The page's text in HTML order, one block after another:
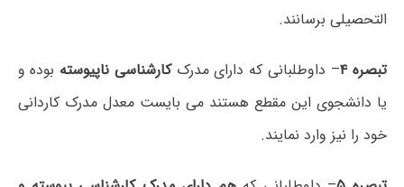
التحصیلی برسانند.
تبصره ۴ – داوطلبانی که دارای مدرککارشناسی ناپیوسته بوده و
یا دانشجوی این مقطع هستند می بایست معدل مدرک کاردانی
خود را نیز وارد نمایند.